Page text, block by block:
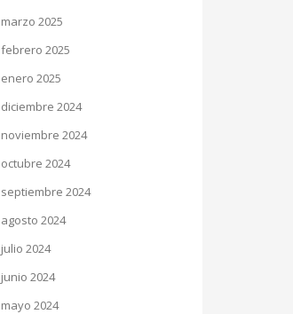
marzo 2025
febrero 2025
enero 2025
diciembre 2024
noviembre 2024
octubre 2024
septiembre 2024
agosto 2024
julio 2024
junio 2024
mayo 2024